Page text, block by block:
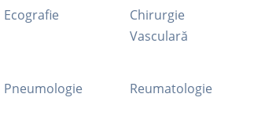
Ecografie
Chirurgie
Vasculară
Pneumologie Reumatologie